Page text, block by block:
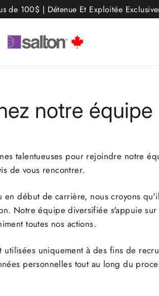
de 100$ | Détenue Et Exploitée
notre équipe
talentueuses pour rejoindre notre
de vous rencontrer.
en début de carrière, nous croyons
Notre équipe diversifiée s'appuie
toutes nos actions.
utilisées uniquement à des fins de
personnelles tout au long du